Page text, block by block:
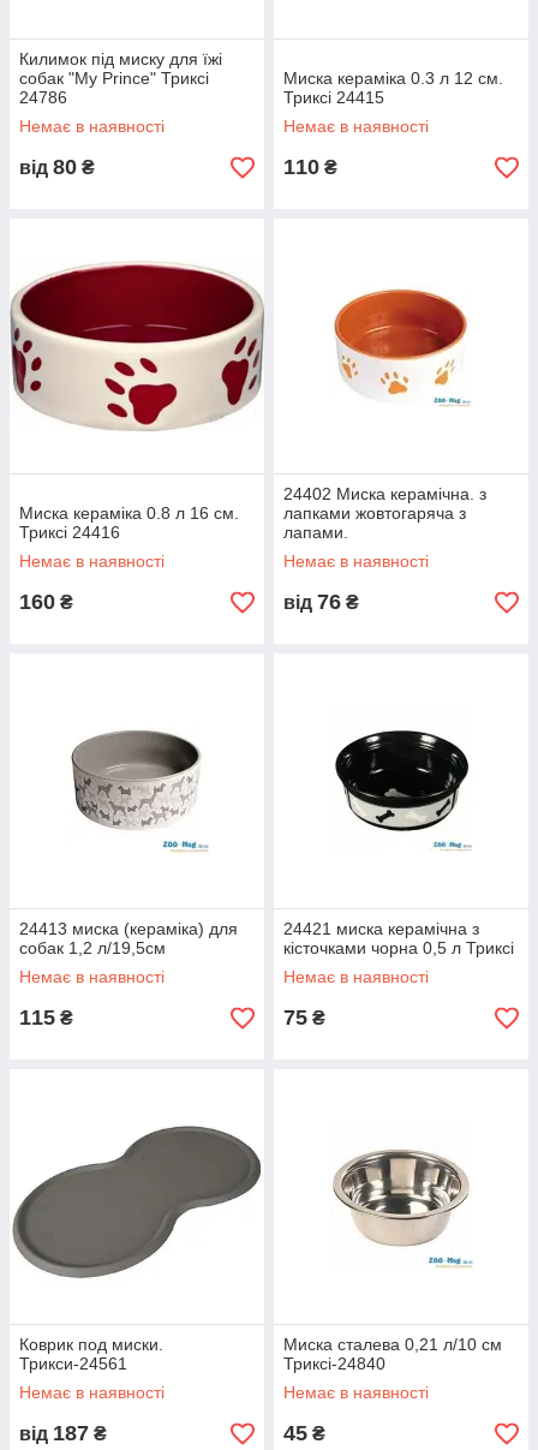
Килимок під миску для їжі
собак "My Prince" Триксі
24786
Немає в наявності
від 80 ₴
Миска кераміка 0.3 л 12 см.
Триксі 24415
Немає в наявності
110 ₴
Миска кераміка 0.8 л 16 см.
Триксі 24416
Немає в наявності
160 ₴
24402 Миска керамічна. з
лапками жовтогаряча з
лапами.
Немає в наявності
від 76 ₴
24413 миска (кераміка) для
собак 1,2 л/19,5см
Немає в наявності
115 ₴
24421 миска керамічна з
кісточками чорна 0,5 л Триксі
Немає в наявності
75 ₴
Коврик под миски.
Трикси-24561
Немає в наявності
від 187 ₴
Миска сталева 0,21 л/10 см
Триксі-24840
Немає в наявності
45 ₴